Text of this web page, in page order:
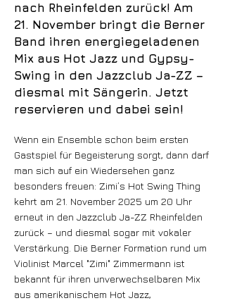
nach Rheinfelden zurück! Am
21. November bringt die Berner
Band ihren energiegeladenen
Mix aus Hot Jazz und Gypsy-
Swing in den Jazzclub Ja-ZZ –
diesmal mit Sängerin. Jetzt
reservieren und dabei sein!
Wenn ein Ensemble schon beim ersten
Gastspiel für Begeisterung sorgt, dann darf
man sich auf ein Wiedersehen ganz
besonders freuen: Zimi’s Hot Swing Thing
kehrt am 21. November 2025 um 20 Uhr
erneut in den Jazzclub Ja-ZZ Rheinfelden
zurück – und diesmal sogar mit vokaler
Verstärkung. Die Berner Formation rund um
Violinist Marcel "Zimi" Zimmermann ist
bekannt für ihren unverwechselbaren Mix
aus amerikanischem Hot Jazz,